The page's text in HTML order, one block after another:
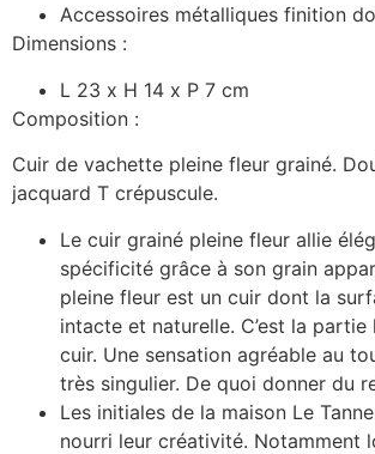
Accessoires métalliques finition
Dimensions :
L 23 x H 14 x P 7 cm
Composition :
Cuir de vachette pleine fleur grainé.
jacquard T crépuscule.
Le cuir grainé pleine fleur allie
spécificité grâce à son grain
pleine fleur est un cuir dont la
intacte et naturelle. C’est la
cuir. Une sensation agréable au
très singulier. De quoi donner du
Les initiales de la maison Le
nourri leur créativité. Notamment